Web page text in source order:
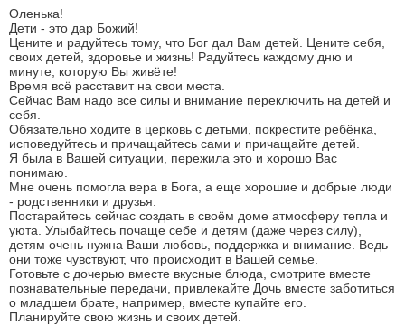
Оленька!
Дети - это дар Божий!
Цените и радуйтесь тому, что Бог дал Вам детей. Цените себя,
своих детей, здоровье и жизнь! Радуйтесь каждому дню и
минуте, которую Вы живёте!
Время всё расставит на свои места.
Сейчас Вам надо все силы и внимание переключить на детей и
себя.
Обязательно ходите в церковь с детьми, покрестите ребёнка,
исповедуйтесь и причащайтесь сами и причащайте детей.
Я была в Вашей ситуации, пережила это и хорошо Вас
понимаю.
Мне очень помогла вера в Бога, а еще хорошие и добрые люди
- родственники и друзья.
Постарайтесь сейчас создать в своём доме атмосферу тепла и
уюта. Улыбайтесь почаще себе и детям (даже через силу),
детям очень нужна Ваши любовь, поддержка и внимание. Ведь
они тоже чувствуют, что происходит в Вашей семье.
Готовьте с дочерью вместе вкусные блюда, смотрите вместе
познавательные передачи, привлекайте Дочь вместе заботиться
о младшем брате, например, вместе купайте его.
Планируйте свою жизнь и своих детей.